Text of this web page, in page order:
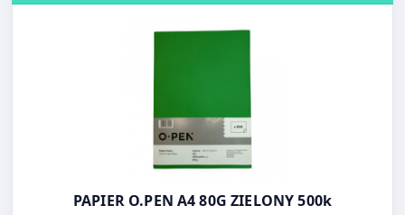
PAPIER O.PEN A4 80G ZIELONY 500k
39,00 PLN